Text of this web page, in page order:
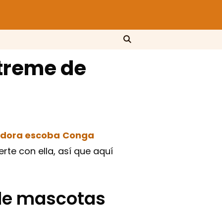
de
escoba Conga
con ella, así que aquí
mascotas